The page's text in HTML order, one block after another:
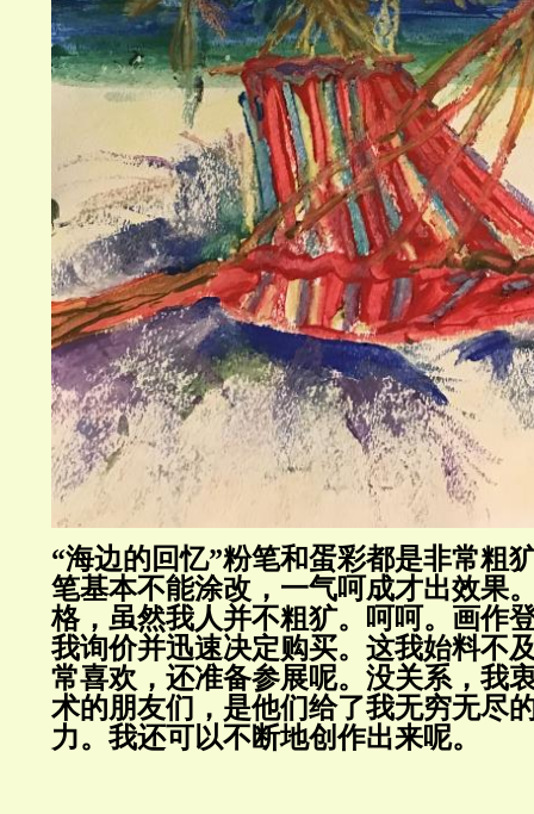
“海边的回忆”粉笔和蛋彩都是非常粗
笔基本不能涂改，一气呵成才出效果
格，虽然我人并不粗犷。呵呵。画作
我询价并迅速决定购买。这我始料不
常喜欢，还准备参展呢。没关系，我
术的朋友们，是他们给了我无穷无尽
力。我还可以不断地创作出来呢。